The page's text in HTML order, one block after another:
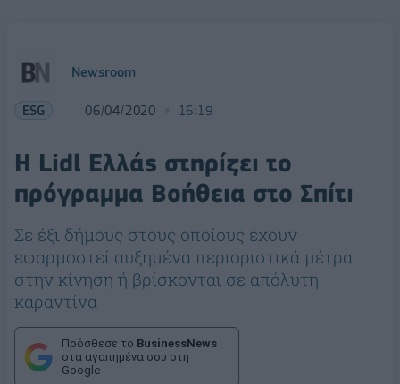
Newsroom
ESG 06/04/2020 16:19
Η Lidl Ελλάς στηρίζει το
πρόγραμμα Βοήθεια στο Σπίτι
Σε έξι δήμους στους οποίους έχουν
εφαρμοστεί αυξημένα περιοριστικά μέτρα
στην κίνηση ή βρίσκονται σε απόλυτη
καραντίνα
Πρόσθεσε το BusinessNews
στα αγαπημένα σου στη
Google